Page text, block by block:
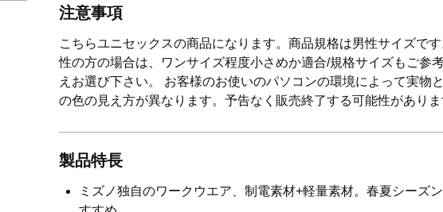
注意事項
こちらユニセックスの商品になります。商品規格は男性サイズで
性の方の場合は、ワンサイズ程度小さめか適合/規格サイズもご参
えお選び下さい。 お客様のお使いのパソコンの環境によって実物
の色の見え方が異なります。予告なく販売終了する可能性がありま
製品特長
ミズノ独自のワークウエア、制電素材+軽量素材。春夏シーズ